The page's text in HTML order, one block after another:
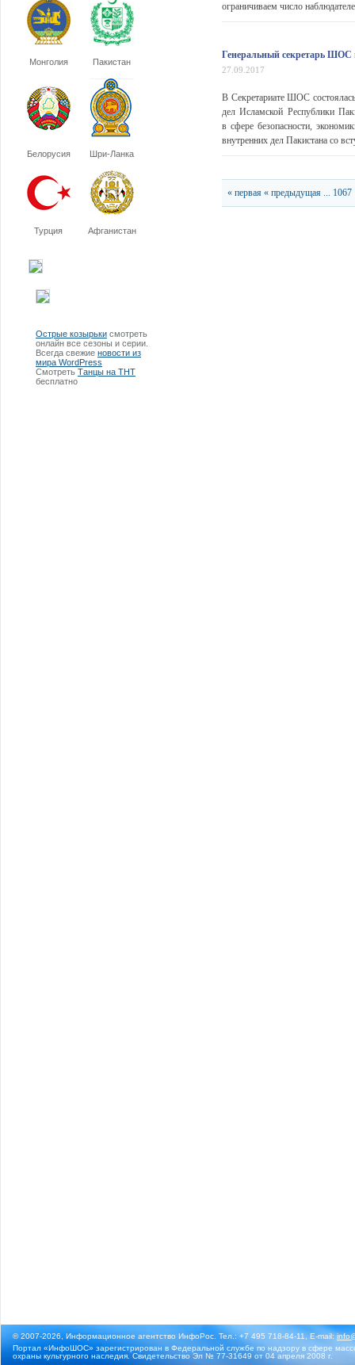
Монголия Пакистан
Белорусия Шри-Ланка
Турция Афганистан
Острые козырьки смотреть
онлайн все сезоны и серии.
Всегда свежие новости из
мира WordPress
Смотреть Танцы на ТНТ
бесплатно
ограничиваем число
Генеральный секретарь ШОС
27.09.2017
В Секретариате ШОС
дел Исламской Республики
в сфере безопасности,
внутренних дел Пакистана со
« первая « предыдущая ... 1067
© 2007-2026, Информационное агентство ИнфоРос. Тел.: +7 495 718-84-11, E-mail:
Портал «ИнфоШОС» зарегистрирован в Федеральной службе по надзору в сфере
охраны культурного наследия. Свидетельство Эл № 77-31649 от 04 апреля 2008 г.